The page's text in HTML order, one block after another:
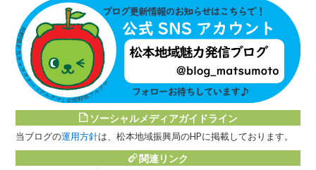
ソーシャルメディアガイドライン
当ブログの運用方針は、松本地域振興局のHPに掲載しております。
関連リンク